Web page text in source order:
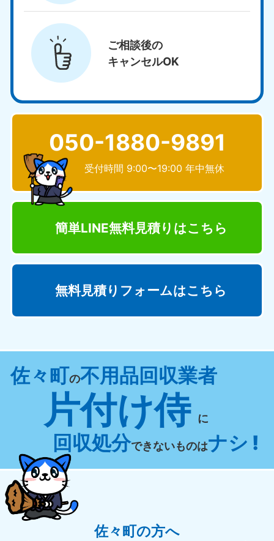
ご相談後の
キャンセルOK
050-1880-9891
受付時間 9:00〜19:00 年中無休
簡単LINE無料見積り はこちら
無料見積りフォームはこちら
佐々町の不用品回収業者
片付け侍 に
回収処分できないものはナシ !
佐々町の方へ